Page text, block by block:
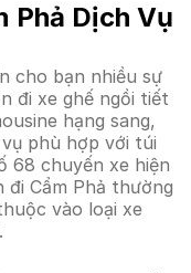
Phả Dịch Vụ
cho bạn nhiều sự
đi xe ghế ngồi tiết
hạng sang,
phù hợp với túi
68 chuyến xe hiện
Cẩm Phả thường
vào loại xe